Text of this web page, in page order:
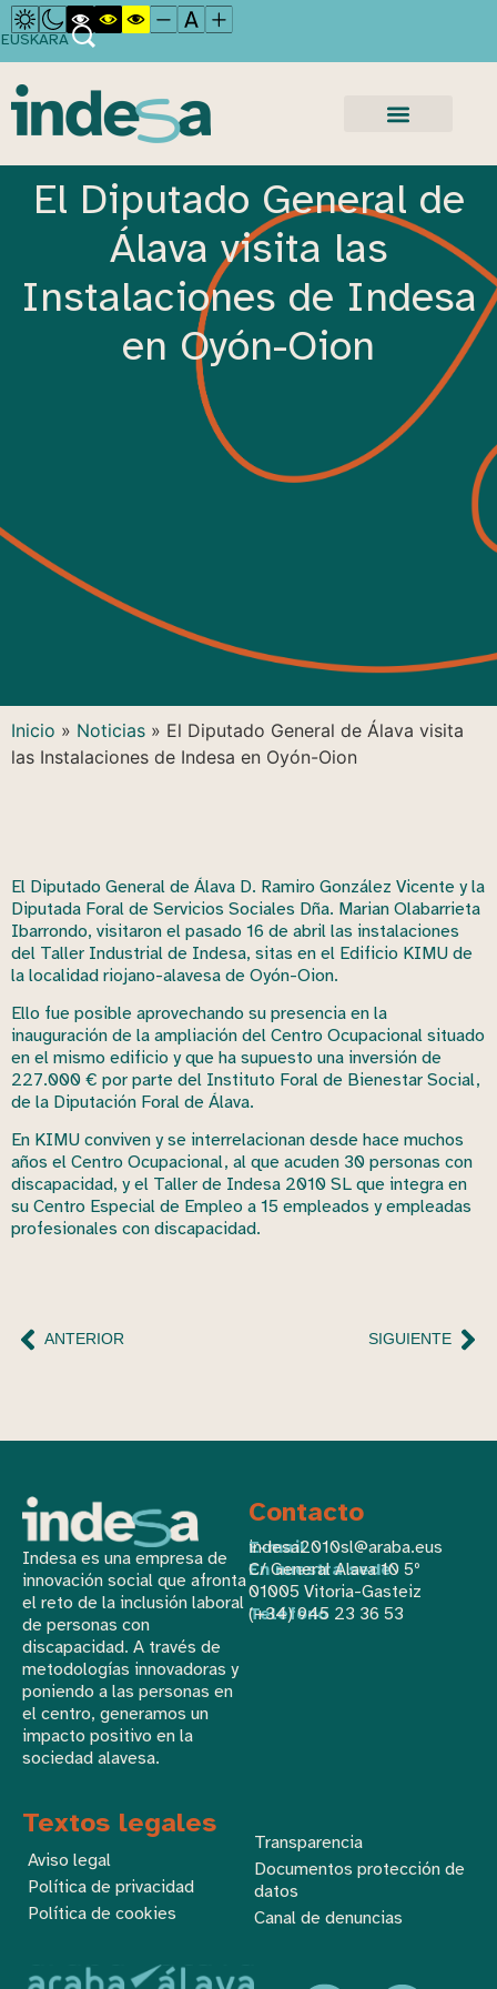
EUSKARA
El Diputado General de
Álava visita las
Instalaciones de Indesa
en Oyón-Oion
Inicio » Noticias » El Diputado General de Álava visita
las Instalaciones de Indesa en Oyón-Oion
El Diputado General de Álava D. Ramiro González Vicente y la
Diputada Foral de Servicios Sociales Dña. Marian Olabarrieta
Ibarrondo, visitaron el pasado 16 de abril las instalaciones
del Taller Industrial de Indesa, sitas en el Edificio KIMU de
la localidad riojano-alavesa de Oyón-Oion.
Ello fue posible aprovechando su presencia en la
inauguración de la ampliación del Centro Ocupacional situado
en el mismo edificio y que ha supuesto una inversión de
227.000 € por parte del Instituto Foral de Bienestar Social,
de la Diputación Foral de Álava.
En KIMU conviven y se interrelacionan desde hace muchos
años el Centro Ocupacional, al que acuden 30 personas con
discapacidad, y el Taller de Indesa 2010 SL que integra en
su Centro Especial de Empleo a 15 empleados y empleadas
profesionales con discapacidad.
ANTERIOR SIGUIENTE
Indesa es una empresa de
innovación social que afronta
el reto de la inclusión laboral
de personas con
discapacidad. A través de
metodologías innovadoras y
poniendo a las personas en
el centro, generamos un
impacto positivo en la
sociedad alavesa.
Contacto
E-mail
indesa2010sl@araba.eus
En nuestra sede
C/ General Alava 10 5º
01005 Vitoria-Gasteiz
Teléfono
(+34) 945 23 36 53
Textos legales
Aviso legal
Política de privacidad
Política de cookies
Transparencia
Documentos protección de
datos
Canal de denuncias